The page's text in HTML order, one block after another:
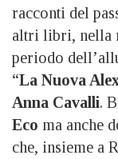
racconti del
altri libri, nella
periodo
“La Nuova
Anna Cavalli.
Eco ma anche
che, insieme a